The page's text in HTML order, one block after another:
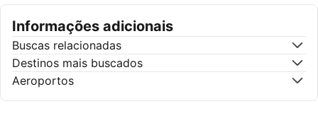
Informações adicionais
Buscas relacionadas
Destinos mais buscados
Aeroportos